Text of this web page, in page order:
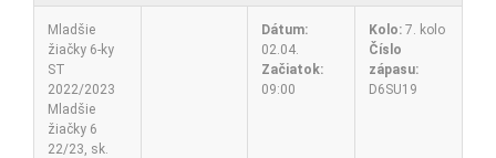
Mladšie
žiačky 6-ky
ST
2022/2023
Mladšie
žiačky 6
22/23, sk.
Dátum:
02.04.
Začiatok:
09:00
Kolo:7. kolo
Číslo
zápasu:
D6SU19